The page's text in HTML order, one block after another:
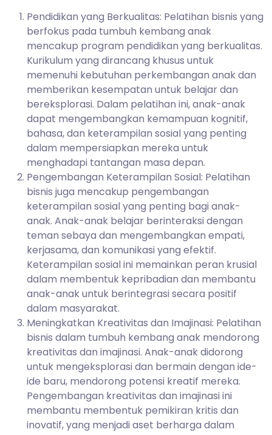
Pendidikan yang Berkualitas: Pelatihan bisnis yang
berfokus pada tumbuh kembang anak
mencakup program pendidikan yang berkualitas.
Kurikulum yang dirancang khusus untuk
memenuhi kebutuhan perkembangan anak dan
memberikan kesempatan untuk belajar dan
bereksplorasi. Dalam pelatihan ini, anak-anak
dapat mengembangkan kemampuan kognitif,
bahasa, dan keterampilan sosial yang penting
dalam mempersiapkan mereka untuk
menghadapi tantangan masa depan.
Pengembangan Keterampilan Sosial: Pelatihan
bisnis juga mencakup pengembangan
keterampilan sosial yang penting bagi anak-
anak. Anak-anak belajar berinteraksi dengan
teman sebaya dan mengembangkan empati,
kerjasama, dan komunikasi yang efektif.
Keterampilan sosial ini memainkan peran krusial
dalam membentuk kepribadian dan membantu
anak-anak untuk berintegrasi secara positif
dalam masyarakat.
Meningkatkan Kreativitas dan Imajinasi: Pelatihan
bisnis dalam tumbuh kembang anak mendorong
kreativitas dan imajinasi. Anak-anak didorong
untuk mengeksplorasi dan bermain dengan ide-
ide baru, mendorong potensi kreatif mereka.
Pengembangan kreativitas dan imajinasi ini
membantu membentuk pemikiran kritis dan
inovatif, yang menjadi aset berharga dalam